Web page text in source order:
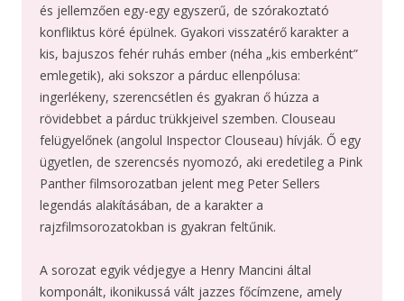
és jellemzően egy-egy egyszerű, de szórakoztató
konfliktus köré épülnek. Gyakori visszatérő karakter a
kis, bajuszos fehér ruhás ember (néha „kis emberként”
emlegetik), aki sokszor a párduc ellenpólusa:
ingerlékeny, szerencsétlen és gyakran ő húzza a
rövidebbet a párduc trükkjeivel szemben. Clouseau
felügyelőnek (angolul Inspector Clouseau) hívják. Ő egy
ügyetlen, de szerencsés nyomozó, aki eredetileg a Pink
Panther filmsorozatban jelent meg Peter Sellers
legendás alakításában, de a karakter a
rajzfilmsorozatokban is gyakran feltűnik.
A sorozat egyik védjegye a Henry Mancini által
komponált, ikonikussá vált jazzes főcímzene, amely